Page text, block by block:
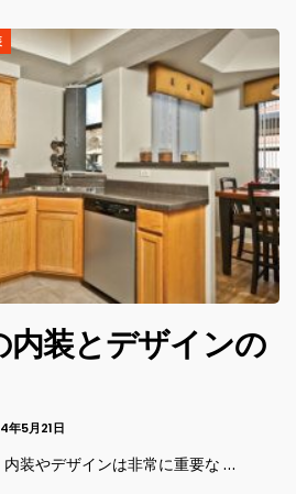
装とデザインの
年5月21日
装やデザインは非常に重要な …